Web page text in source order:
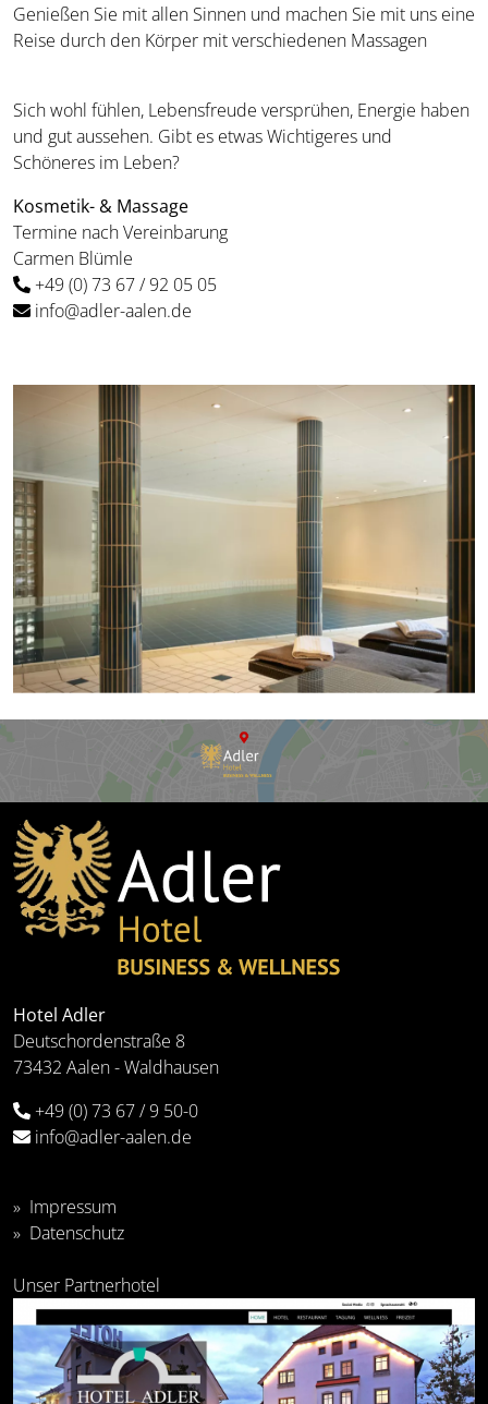
Genießen Sie mit allen Sinnen und machen Sie mit uns eine
Reise durch den Körper mit verschiedenen Massagen
Sich wohl fühlen, Lebensfreude versprühen, Energie haben
und gut aussehen. Gibt es etwas Wichtigeres und
Schöneres im Leben?
Kosmetik- & Massage
Termine nach Vereinbarung
Carmen Blümle
+49 (0) 73 67 / 92 05 05
info@adler-aalen.de
Hotel Adler
Deutschordenstraße 8
73432 Aalen - Waldhausen
+49 (0) 73 67 / 9 50-0
info@adler-aalen.de
Impressum
Datenschutz
Unser Partnerhotel